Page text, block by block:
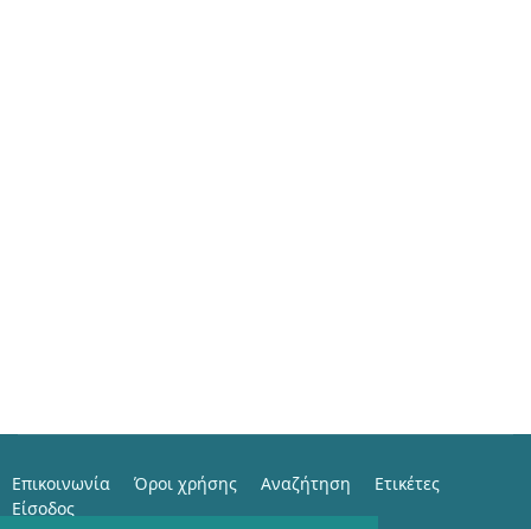
Επικοινωνία Όροι χρήσης Αναζήτηση
Ετικέτες
Είσοδος